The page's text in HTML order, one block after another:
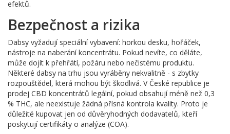
efektů.
Bezpečnost a rizika
Dabsy vyžadují speciální vybavení: horkou desku, hořáček,
nástroje na naberání koncentrátu. Pokud nevíte, co děláte,
může dojít k přehřátí, požáru nebo nečistému produktu.
Některé dabsy na trhu jsou vyráběny nekvalitně - s zbytky
rozpouštědel, která mohou být škodlivá. V České republice je
prodej CBD koncentrátů legální, pokud obsahují méně než 0,3
% THC, ale neexistuje žádná přísná kontrola kvality. Proto je
důležité kupovat jen od důvěryhodných dodavatelů, kteří
poskytují certifikáty o analýze (COA).